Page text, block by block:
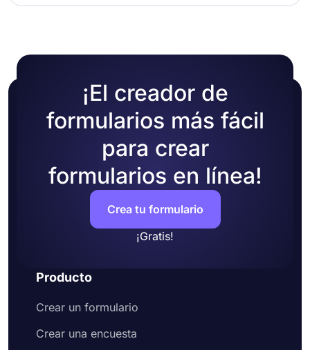
¡El creador de
formularios más fácil
para crear
formularios en línea!
Crea tu formulario
¡Gratis!
Producto
Crear un formulario
Crear una encuesta